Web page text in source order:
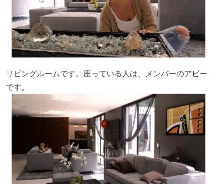
リビングルームです。座っている人は、メンバーのアビー
です。